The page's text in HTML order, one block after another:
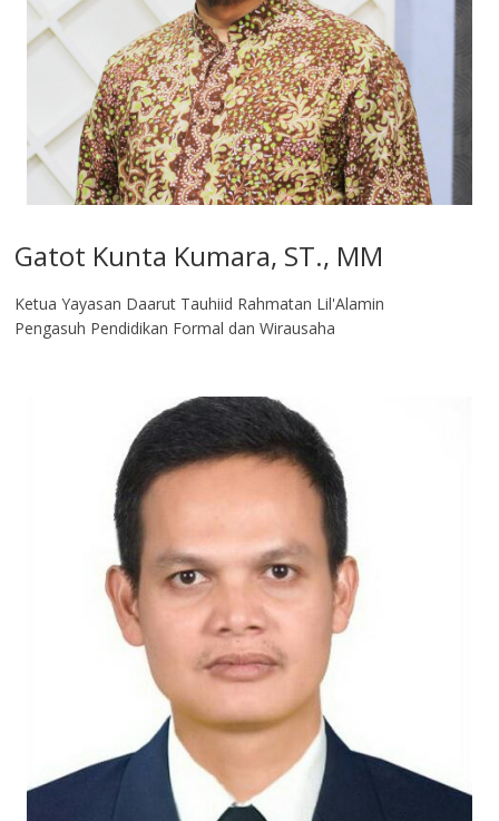
Gatot Kunta Kumara, ST., MM
Ketua Yayasan Daarut Tauhiid Rahmatan Lil'Alamin
Pengasuh Pendidikan Formal dan Wirausaha